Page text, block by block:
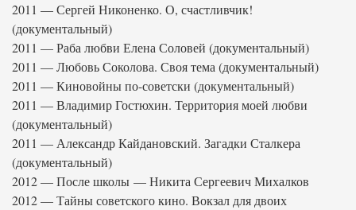
2011 — Сергей Никоненко. О, счастливчик!
(документальный)
2011 — Раба любви Елена Соловей (документальный)
2011 — Любовь Соколова. Своя тема (документальный)
2011 — Киновойны по-советски (документальный)
2011 — Владимир Гостюхин. Территория моей любви
(документальный)
2011 — Александр Кайдановский. Загадки Сталкера
(документальный)
2012 — После школы — Никита Сергеевич Михалков
2012 — Тайны советского кино. Вокзал для двоих